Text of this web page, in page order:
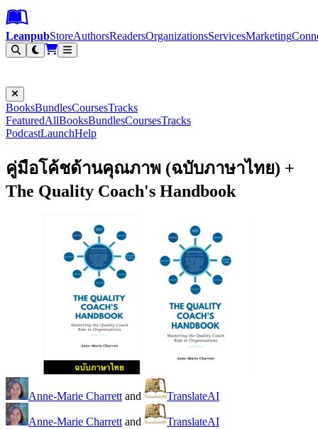
Leanpub Header
Leanpub Navigation
Skip to main content
Go to Leanpub.com
LeanpubStoreAuthorsReadersOrganizationsServicesMarketing
BooksBundlesCoursesTracks
FeaturedAllBooksBundlesCoursesTracks
PodcastLaunchHelp
คู่มือโค้ชด้านคุณภาพ (ฉบับภาษาไทย) +
The Quality Coach's Handbook
Anne-Marie Charrettand TranslateAI
Anne-Marie Charrettand TranslateAI